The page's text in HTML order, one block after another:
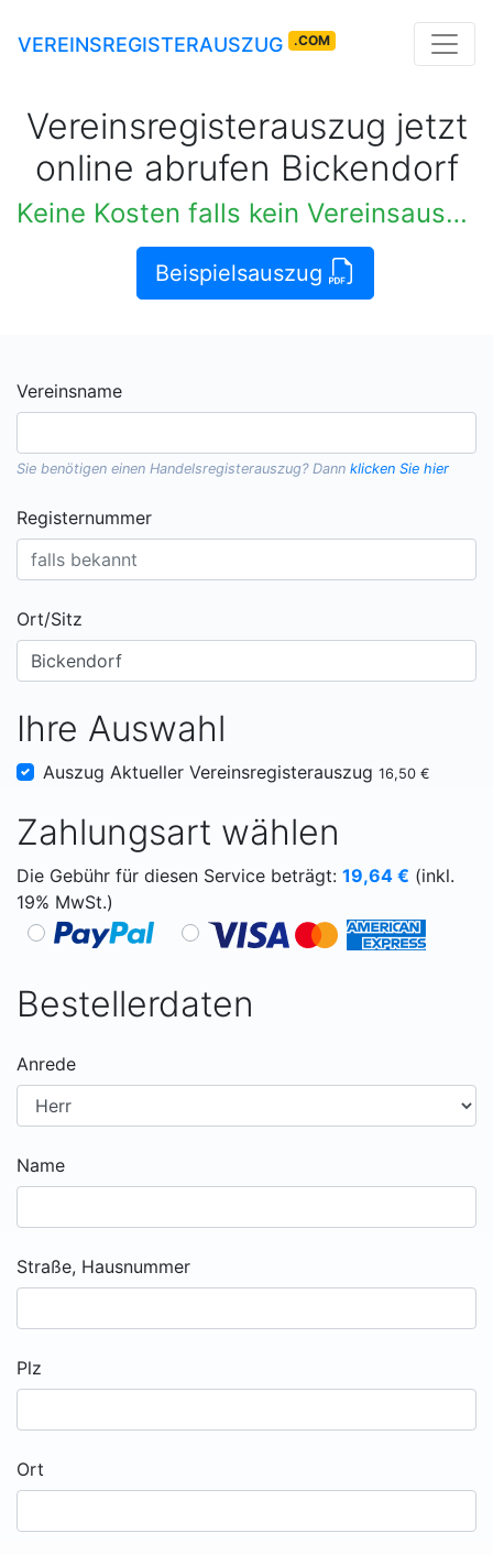
VEREINSREGISTERAUSZUG .COM
Vereinsregisterauszug jetzt
online abrufen Bickendorf
Keine Kosten falls kein Vereinsauszug verfügbar
Beispielsauszug
Vereinsname
Sie benötigen einen Handelsregisterauszug? Dann klicken Sie hier
Registernummer
Ort/Sitz
Ihre Auswahl
Auszug Aktueller Vereinsregisterauszug 16,50 €
Zahlungsart wählen
Die Gebühr für diesen Service beträgt: 19,64 € (inkl.
19% MwSt.)
Bestellerdaten
Anrede
Name
Straße, Hausnummer
Plz
Ort